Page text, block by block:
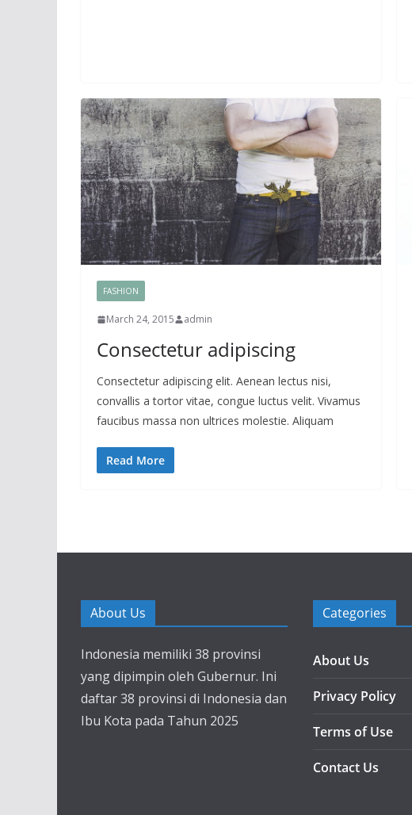
FASHION
March 24, 2015 admin
Consectetur adipiscing
Consectetur adipiscing elit. Aenean lectus nisi,
convallis a tortor vitae, congue luctus velit. Vivamus
faucibus massa non ultrices molestie. Aliquam
Read More
About Us
Indonesia memiliki 38 provinsi
yang dipimpin oleh Gubernur. Ini
daftar 38 provinsi di Indonesia dan
Ibu Kota pada Tahun 2025
Categories
About Us
Privacy Policy
Terms of Use
Contact Us